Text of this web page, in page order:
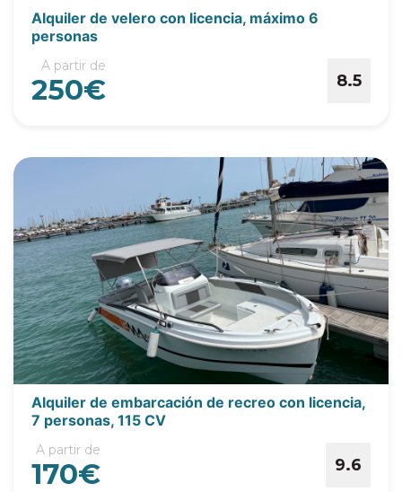
Alquiler de velero con licencia, máximo 6
personas
A partir de
250€ 8.5
Alquiler de embarcación de recreo con licencia,
7 personas, 115 CV
A partir de
170€ 9.6